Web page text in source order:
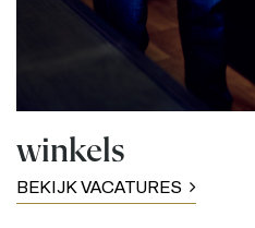
winkels
BEKIJK VACATURES